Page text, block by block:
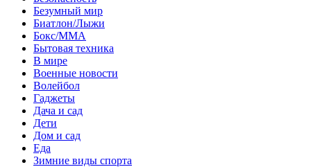
Безумный мир
Биатлон/Лыжи
Бокс/MMA
Бытовая техника
В мире
Военные новости
Волейбол
Гаджеты
Дача и сад
Дети
Дом и сад
Еда
Зимние виды спорта